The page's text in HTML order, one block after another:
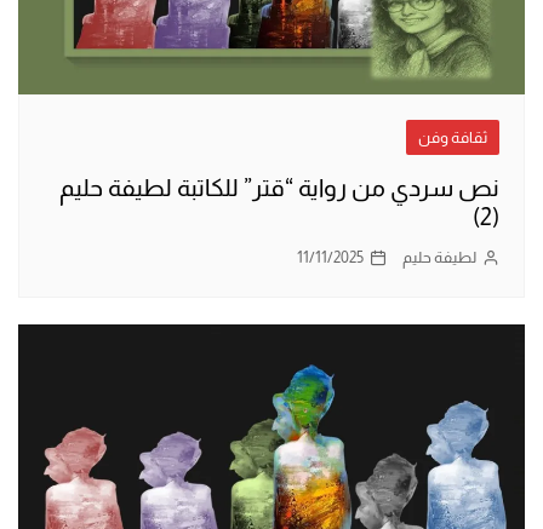
ثقافة وفن
نص سردي من رواية “قتر” للكاتبة لطيفة حليم
(2)
لطيفة حليم 11/11/2025